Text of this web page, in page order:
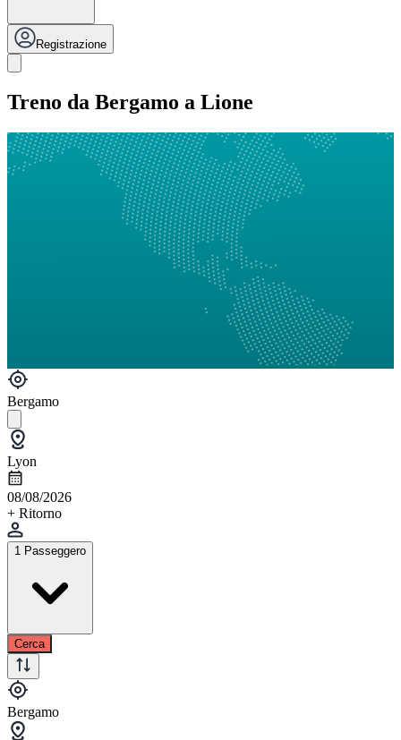
Registrazione
Treno da Bergamo a Lione
Bergamo
Lyon
08/08/2026
+ Ritorno
1 Passeggero
Cerca
Bergamo